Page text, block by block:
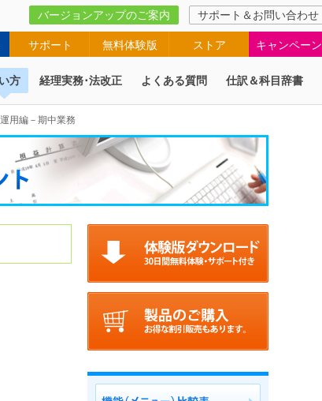
バージョンアップのご案内 サポート＆お問い合わせ
サポート 無料体験版 ストア キャンペーン
方 経理実務･法改正 よくある質問 仕訳＆科目辞書
運用編－期中業務